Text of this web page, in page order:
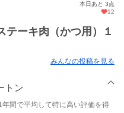
本日あと 3点
12
テーキ肉（かつ用）１
みんなの投稿を見る
トン
間で平均して特に高い評価を得